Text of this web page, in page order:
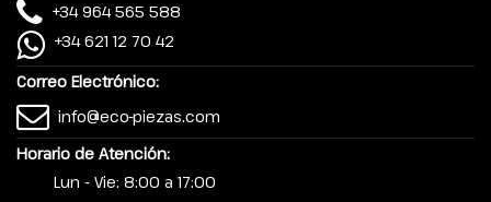
+34 964 565 588
+34 621 12 70 42
Correo Electrónico:
info@eco-piezas.com
Horario de Atención:
Lun - Vie: 8:00 a 17:00